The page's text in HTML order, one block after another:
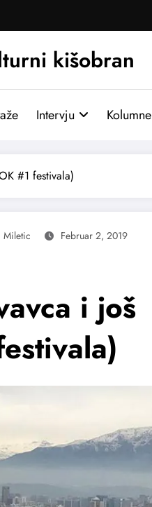
kišobran
Intervju Kolumne
#1 festivala)
Miletic Februar 2, 2019
i još